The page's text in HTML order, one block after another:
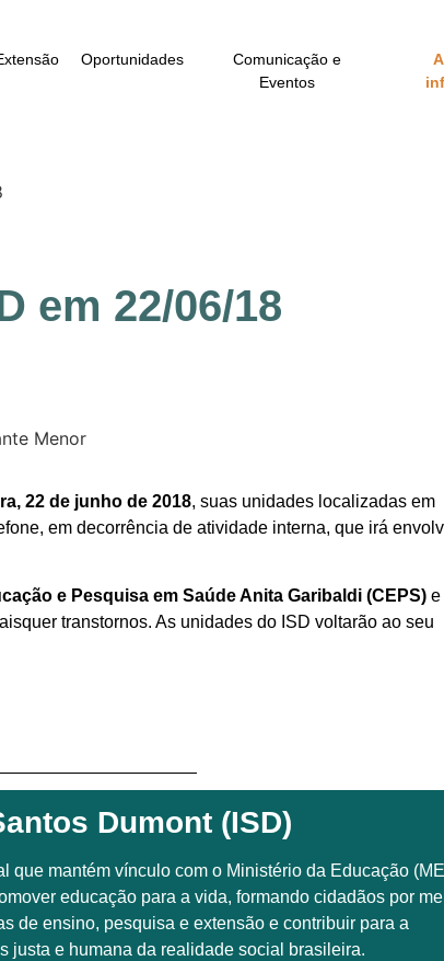
Oportunidades
Comunicação e
Eventos
em 22/06/18
22 de junho de 2018, suas unidades localizadas em
em decorrência de atividade interna, que irá
e Pesquisa em Saúde Anita Garibaldi (CEPS) e
transtornos. As unidades do ISD voltarão ao seu
Dumont (ISD)
que mantém vínculo com o Ministério da Educação
educação para a vida, formando cidadãos por
de ensino, pesquisa e extensão e contribuir para a
justa e humana da realidade social brasileira.